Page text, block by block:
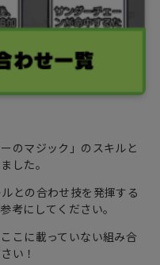
のマジック」のスキルと
した。
との合わせ技を発揮する
考にしてください。
こに載っていない組み合
い！